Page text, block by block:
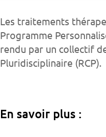
Les traitements
Programme
rendu par un collectif
Pluridisciplinaire (RCP).
En savoir plus :